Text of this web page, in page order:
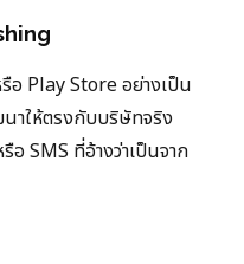
อ Play Store อย่างเป็น
าให้ตรงกับบริษัทจริง
SMS ที่อ้างว่าเป็นจาก